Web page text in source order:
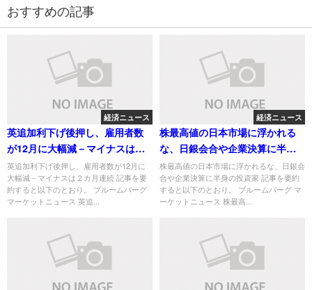
おすすめの記事
経済ニュース
英追加利下げ後押し、雇用者数
が12月に大幅減－マイナスは２
カ月連続
英追加利下げ後押し、雇用者数が12月に
大幅減－マイナスは２カ月連続 記事を要
約すると以下のとおり。 ブルームバーグ
マーケットニュース 英追...
経済ニュース
株最高値の日本市場に浮かれる
な、日銀会合や企業決算に半身
の投資家
株最高値の日本市場に浮かれるな、日銀会
合や企業決算に半身の投資家 記事を要約
すると以下のとおり。 ブルームバーグ マ
ーケットニュース 株最高...